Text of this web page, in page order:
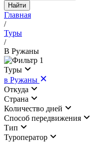
Найти
Главная
/
Туры
/
В Ружаны
1
Туры
в Ружаны
Откуда
Страна
Количество дней
Cпособ передвижения
Тип
Туроператор